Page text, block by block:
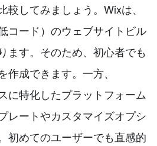
較してみましょう。Wixは、
コード）のウェブサイトビル
ます。そのため、初心者でも
成できます。一方、
に特化したプラットフォーム
レートやカスタマイズオプシ
初めてのユーザーでも直感的